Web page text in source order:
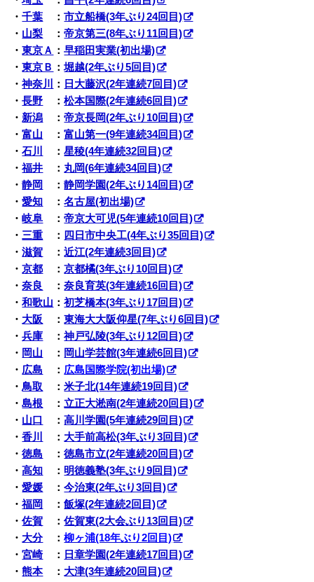
・千葉 ：市立船橋(3年ぶり24回目)
・ 山梨 ：帝京第三(8年ぶり11回目)
・東京Ａ ：早稲田実業(初出場)
・東京Ｂ ：堀越(2年ぶり5回目)
・神奈川 ：
日大藤沢(2年連続7回目)
・長野 ：松本国際(2年連続6回目)
・新潟 ：帝京長岡(2年ぶり10回目)
・富山 ：富山第一(9年連続34回目)
・石川 ：星稜(4年連続32回目)
・福井 ： 丸岡(6年連続34回目)
・静岡 ：静岡学園(2年ぶり14回目)
・愛知 ：名古屋(初出場)
・岐阜 ：帝京大可児(5年連続10回目)
・三重 ： 四日市中央工(4年ぶり35回目)
・滋賀 ：近江(2年連続3回目)
・京都 ：京都橘(3年ぶり10回目)
・奈良 ：奈良育英(3年連続16回目)
・和歌山 ：初芝橋本(3年ぶり17回目)
・ 大阪 ：東海大大阪仰星(7年ぶり6回目)
・兵庫 ：神戸弘陵(3年ぶり12回目)
・ 岡山 ： 岡山学芸館(3年連続6回目)
・ 広島 ： 広島国際学院(初出場)
・鳥取 ：米子北(14年連続19回目)
・島根 ：立正大淞南(2年連続20回目)
・ 山口 ：高川学園(5年連続29回目)
・香川 ： 大手前高松(3年ぶり3回目)
・徳島 ：徳島市立(2年連続20回目)
・高知 ： 明徳義塾(3年ぶり9回目)
・愛媛 ：今治東(2年ぶり3回目)
・福岡 ：飯塚(2年連続2回目)
・佐賀 ：佐賀東(2大会ぶり13回目)
・ 大分 ：柳ヶ浦(18年ぶり2回目)
・宮崎：
日章学園(2年連続17回目)
・熊本： 大津(3年連続20回目)